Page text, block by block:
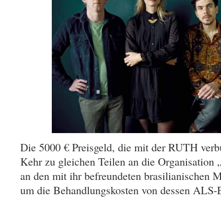
Die 5000 € Preisgeld, die mit der RUTH
Kehr zu gleichen Teilen an die Organisation
an den mit ihr befreundeten brasilianischen
um die Behandlungskosten von dessen